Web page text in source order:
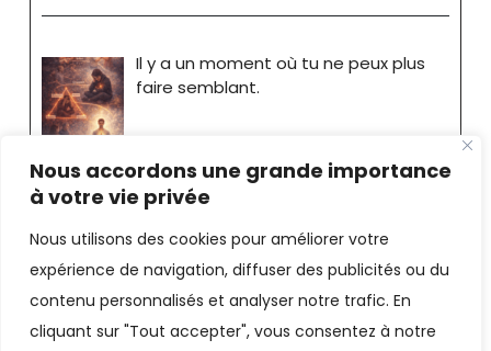
Nous accordons une grande importance
à votre vie privée
Nous utilisons des cookies pour améliorer votre
expérience de navigation, diffuser des publicités ou du
contenu personnalisés et analyser notre trafic. En
cliquant sur "Tout accepter", vous consentez à notre
Il y a un moment où tu ne peux plus
faire semblant.
Stéphane Bride-Bonnot
Consultant - Coach |Mentions